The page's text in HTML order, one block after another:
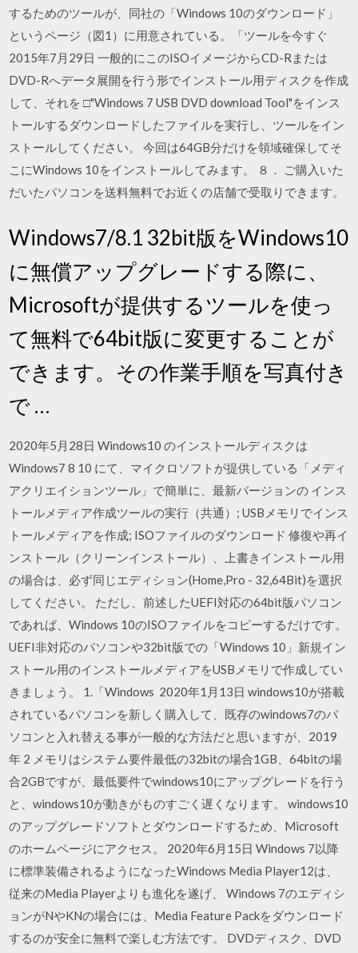
するためのツールが、同社の「Windows 10のダウンロード」
というページ（図1）に用意されている。「ツールを今すぐ
2015年7月29日 一般的にこのISOイメージからCD-Rまたは
DVD-Rへデータ展開を行う形でインストール用ディスクを作成
して、それを □"Windows 7 USB DVD download Tool"をインス
トールするダウンロードしたファイルを実行し、ツールをイン
ストールしてください。 今回は64GB分だけを領域確保してそ
こにWindows 10をインストールしてみます。 ８． ご購入いた
だいたパソコンを送料無料でお近くの店舗で受取りできます。
Windows7/8.1 32bit版をWindows10
に無償アップグレードする際に、
Microsoftが提供するツールを使っ
て無料で64bit版に変更することが
できます。その作業手順を写真付き
で …
2020年5月28日 Windows10 のインストールディスクは
Windows7 8 10 にて、マイクロソフトが提供している「メディ
アクリエイションツール」で簡単に、最新バージョンの インス
トールメディア作成ツールの実行（共通）; USBメモリでインス
トールメディアを作成; ISOファイルのダウンロード 修復や再イ
ンストール（クリーンインストール）、上書きインストール用
の場合は、必ず同じエディション(Home,Pro - 32,64Bit)を選択
してください。 ただし、前述したUEFI対応の64bit版パソコン
であれば、Windows 10のISOファイルをコピーするだけです。
UEFI非対応のパソコンや32bit版での「Windows 10」新規イン
ストール用のインストールメディアをUSBメモリで作成してい
きましょう。 1.「Windows 2020年1月13日 windows10が搭載
されているパソコンを新しく購入して、既存のwindows7のパ
ソコンと入れ替える事が一般的な方法だと思いますが、2019
年 2 メモリはシステム要件最低の32bitの場合1GB、64bitの場
合2GBですが、最低要件でwindows10にアップグレードを行う
と、windows10が動きがものすごく遅くなります。 windows10
のアップグレードソフトとダウンロードするため、Microsoft
のホームページにアクセス。 2020年6月15日 Windows 7以降
に標準装備されるようになったWindows Media Player12は、
従来のMedia Playerよりも進化を遂げ、 Windows 7のエディシ
ョンがNやKNの場合には、Media Feature Packをダウンロード
するのが安全に無料で楽しむ方法です。 DVDディスク、DVD